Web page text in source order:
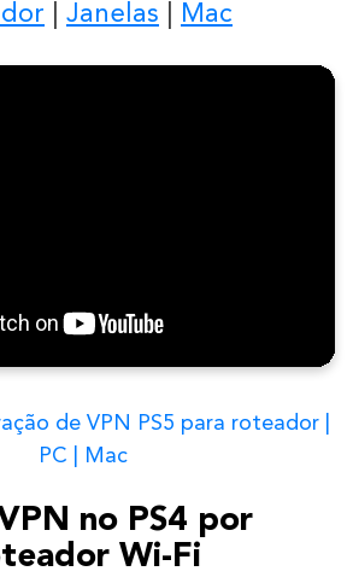
Janelas Mac
de VPN PS5 para roteador |
PC | Mac
no PS4 por
Wi-Fi